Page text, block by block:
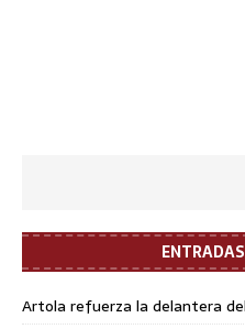
Artola refuerza la delantera